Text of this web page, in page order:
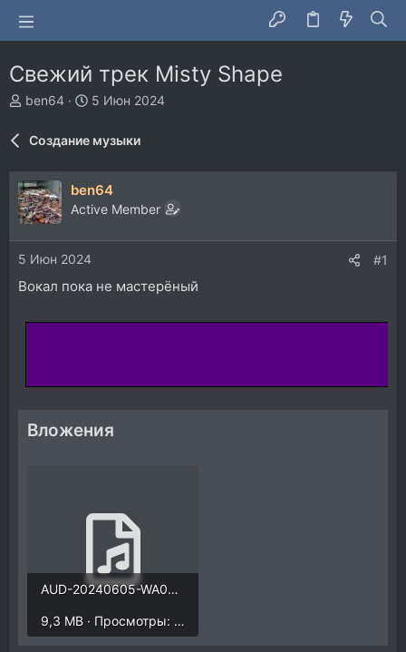
Свежий трек Misty Shape
А
т
р
т
е
м
ben64
Д
н
а
ч
5 Июн 2024
Создание музыки
ben64
Active Member
5 Июн 2024 #1
Вокал пока не мастерёный
Вложения
AUD-20240605-WA0200.mp3
9,3 MB · Просмотры: 3.715